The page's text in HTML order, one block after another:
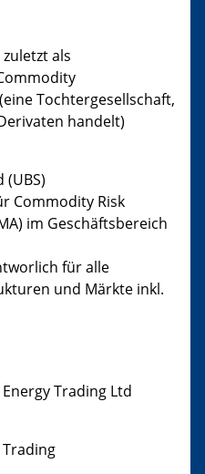
als
Tochtergesellschaft,
handelt)
(UBS)
Commodity Risk
im Geschäftsbereich
für alle
und Märkte inkl.
Trading Ltd